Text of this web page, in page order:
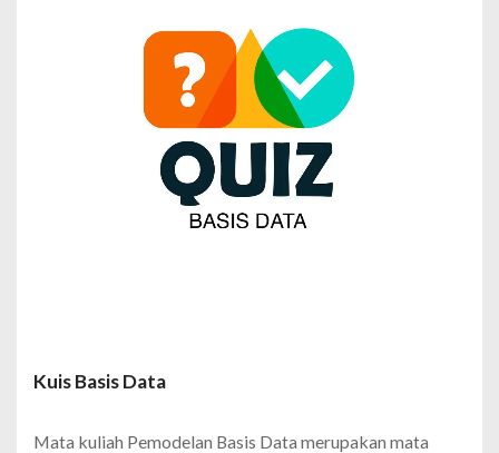
Kuis Basis Data
Mata kuliah Pemodelan Basis Data merupakan mata